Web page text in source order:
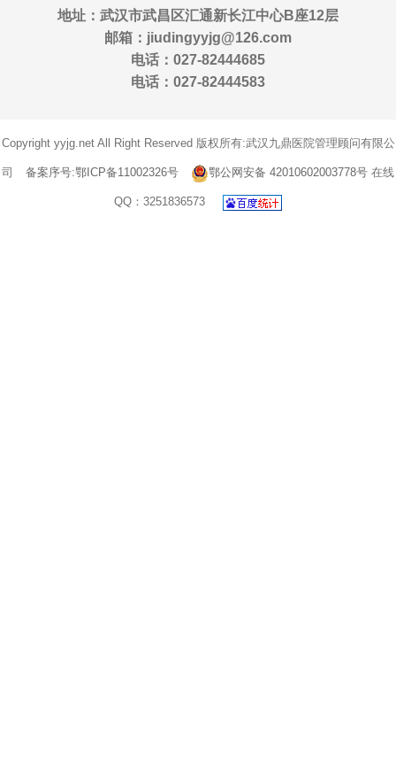
地址：武汉市武昌区汇通新长江中心B座12层
邮箱：jiudingyyjg@126.com
电话：027-82444685
电话：027-82444583
Copyright yyjg.net All Right Reserved 版权所有:武汉九鼎医院管理顾问有限公
司 备案序号:鄂ICP备11002326号 鄂公网安备 42010602003778号 在线
QQ：3251836573